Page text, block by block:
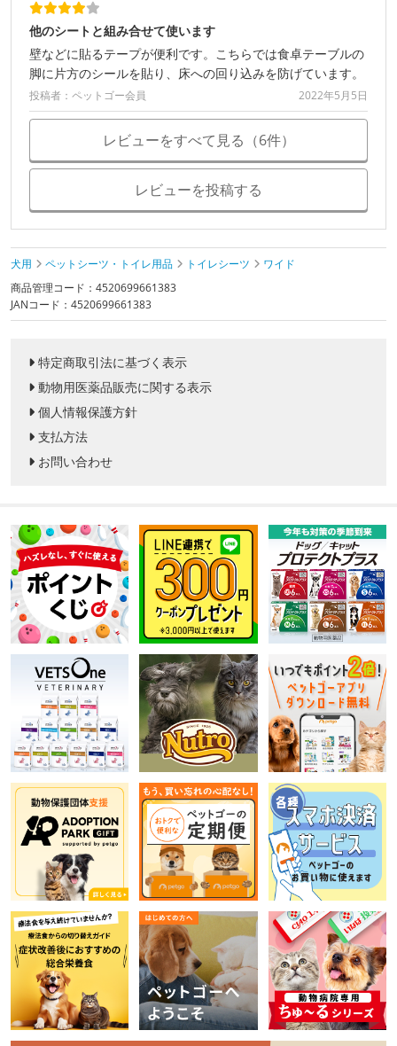
他のシートと組み合せて使います
壁などに貼るテープが便利です。こちらでは食卓テーブルの
脚に片方のシールを貼り、床への回り込みを防げています。
投稿者：ペットゴー会員 2022年5月5日
レビューをすべて見る（6件）
レビューを投稿する
犬用 ペットシーツ・トイレ用品 トイレシーツ
ワイド
商品管理コード：4520699661383
JANコード：4520699661383
特定商取引法に基づく表示
動物用医薬品販売に関する表示
個人情報保護方針
支払方法
お問い合わせ